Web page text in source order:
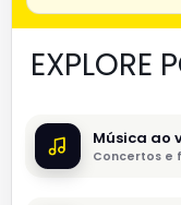
EXPLORE
Música ao
Concertos e